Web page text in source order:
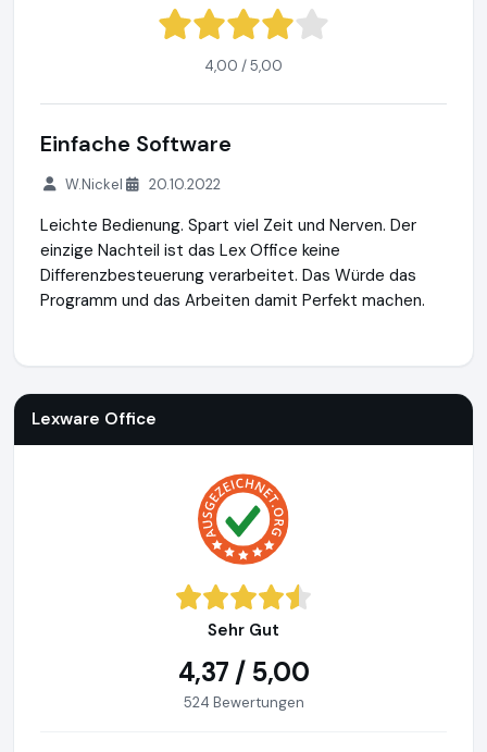
4,00 / 5,00
Einfache Software
W.Nickel 20.10.2022
Leichte Bedienung. Spart viel Zeit und Nerven. Der
einzige Nachteil ist das Lex Office keine
Differenzbesteuerung verarbeitet. Das Würde das
Programm und das Arbeiten damit Perfekt machen.
Lexware Office
Sehr Gut
4,37 / 5,00
524 Bewertungen